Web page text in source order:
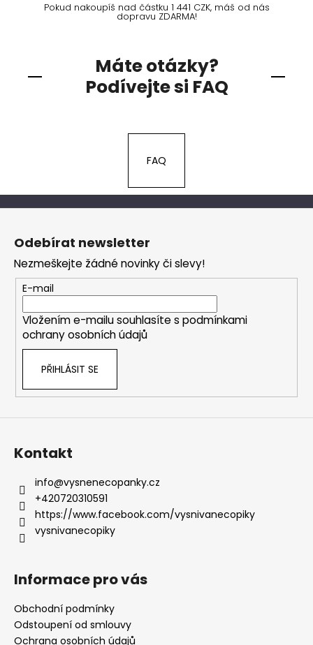
Pokud nakoupíš nad částku 1 441 CZK, máš od nás
dopravu ZDARMA!
Máte otázky?
Podívejte si FAQ
FAQ
Z
Odebírat newsletter
Nezmeškejte žádné novinky či slevy!
E-mail
Vložením e-mailu souhlasíte s podmínkami
ochrany osobních údajů
PŘIHLÁSIT SE
Kontakt
info@vysnenecopanky.cz
+420720310591
https://www.facebook.com/vysnivanecopiky
vysnivanecopiky
Informace pro vás
Obchodní podmínky
Odstoupení od smlouvy
Ochrana osobních údajů